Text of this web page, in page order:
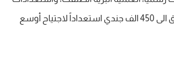
لرفع عديد قوات الاحتياط في الجيش الأزرق الى 450 الف جندي استعداداً لاجتياح أوسع